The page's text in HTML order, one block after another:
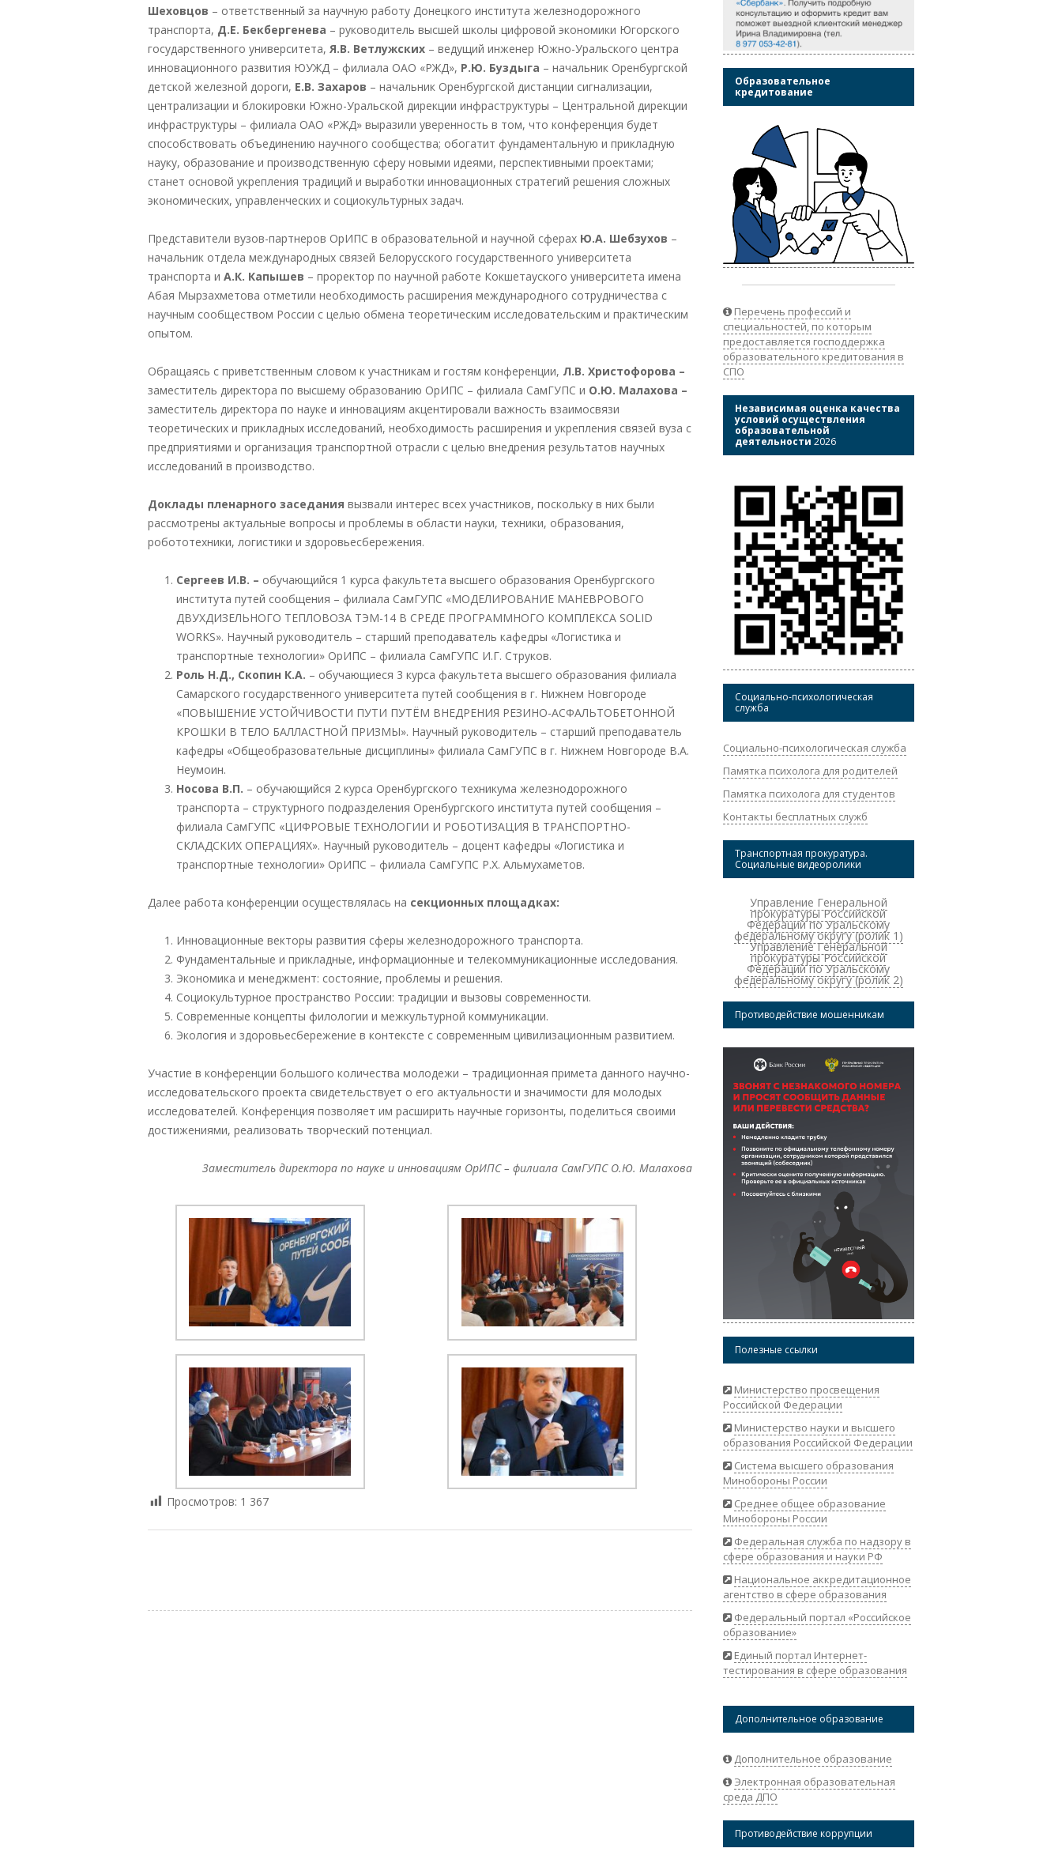
Шеховцов – ответственный за научную работу Донецкого института железнодорожного
транспорта, Д.Е. Бекбергенева – руководитель высшей школы цифровой экономики Югорского
государственного университета, Я.В. Ветлужских – ведущий инженер Южно-Уральского центра
инновационного развития ЮУЖД – филиала ОАО «РЖД», Р.Ю. Буздыга – начальник Оренбургской
детской железной дороги, Е.В. Захаров – начальник Оренбургской дистанции сигнализации,
централизации и блокировки Южно-Уральской дирекции инфраструктуры – Центральной дирекции
инфраструктуры – филиала ОАО «РЖД» выразили уверенность в том, что конференция будет
способствовать объединению научного сообщества; обогатит фундаментальную и прикладную
науку, образование и производственную сферу новыми идеями, перспективными проектами;
станет основой укрепления традиций и выработки инновационных стратегий решения сложных
экономических, управленческих и социокультурных задач.
Представители вузов-партнеров ОрИПС в образовательной и научной сферах Ю.А. Шебзухов –
начальник отдела международных связей Белорусского государственного университета
транспорта и А.К. Капышев – проректор по научной работе Кокшетауского университета имена
Абая Мырзахметова отметили необходимость расширения международного сотрудничества с
научным сообществом России с целью обмена теоретическим исследовательским и практическим
опытом.
Обращаясь с приветственным словом к участникам и гостям конференции, Л.В. Христофорова –
заместитель директора по высшему образованию ОрИПС – филиала СамГУПС и О.Ю. Малахова –
заместитель директора по науке и инновациям акцентировали важность взаимосвязи
теоретических и прикладных исследований, необходимость расширения и укрепления связей вуза с
предприятиями и организация транспортной отрасли с целью внедрения результатов научных
исследований в производство.
Доклады пленарного заседания вызвали интерес всех участников, поскольку в них были
рассмотрены актуальные вопросы и проблемы в области науки, техники, образования,
робототехники, логистики и здоровьесбережения.
Сергеев И.В. – обучающийся 1 курса факультета высшего образования Оренбургского
института путей сообщения – филиала СамГУПС «МОДЕЛИРОВАНИЕ МАНЕВРОВОГО
ДВУХДИЗЕЛЬНОГО ТЕПЛОВОЗА ТЭМ-14 В СРЕДЕ ПРОГРАММНОГО КОМПЛЕКСА SOLID
WORKS». Научный руководитель – старший преподаватель кафедры «Логистика и
транспортные технологии» ОрИПС – филиала СамГУПС И.Г. Струков.
Роль Н.Д., Скопин К.А. – обучающиеся 3 курса факультета высшего образования филиала
Самарского государственного университета путей сообщения в г. Нижнем Новгороде
«ПОВЫШЕНИЕ УСТОЙЧИВОСТИ ПУТИ ПУТЁМ ВНЕДРЕНИЯ РЕЗИНО-АСФАЛЬТОБЕТОННОЙ
КРОШКИ В ТЕЛО БАЛЛАСТНОЙ ПРИЗМЫ». Научный руководитель – старший преподаватель
кафедры «Общеобразовательные дисциплины» филиала СамГУПС в г. Нижнем Новгороде В.А.
Неумоин.
Носова В.П. – обучающийся 2 курса Оренбургского техникума железнодорожного
транспорта – структурного подразделения Оренбургского института путей сообщения –
филиала СамГУПС «ЦИФРОВЫЕ ТЕХНОЛОГИИ И РОБОТИЗАЦИЯ В ТРАНСПОРТНО-
СКЛАДСКИХ ОПЕРАЦИЯХ». Научный руководитель – доцент кафедры «Логистика и
транспортные технологии» ОрИПС – филиала СамГУПС Р.Х. Альмухаметов.
Далее работа конференции осуществлялась на секционных площадках:
Инновационные векторы развития сферы железнодорожного транспорта.
Фундаментальные и прикладные, информационные и телекоммуникационные исследования.
Экономика и менеджмент: состояние, проблемы и решения.
Социокультурное пространство России: традиции и вызовы современности.
Современные концепты филологии и межкультурной коммуникации.
Экология и здоровьесбережение в контексте с современным цивилизационным развитием.
Участие в конференции большого количества молодежи – традиционная примета данного научно-
исследовательского проекта свидетельствует о его актуальности и значимости для молодых
исследователей. Конференция позволяет им расширить научные горизонты, поделиться своими
достижениями, реализовать творческий потенциал.
Заместитель директора по науке и инновациям ОрИПС – филиала СамГУПС О.Ю. Малахова
Просмотров: 1 367
Образовательное
кредитование
Перечень профессий и
специальностей, по которым
предоставляется господдержка
образовательного кредитования в
СПО
Независимая оценка качества
условий осуществления
образовательной
деятельности 2026
Социально-психологическая
служба
Социально-психологическая служба
Памятка психолога для родителей
Памятка психолога для студентов
Контакты бесплатных служб
Транспортная прокуратура.
Социальные видеоролики
Управление Генеральной
прокуратуры Российской
Федерации по Уральскому
федеральному округу (ролик 1)
Управление Генеральной
прокуратуры Российской
Федерации по Уральскому
федеральному округу (ролик 2)
Противодействие мошенникам
Полезные ссылки
Министерство просвещения
Российской Федерации
Министерство науки и высшего
образования Российской Федерации
Система высшего образования
Минобороны России
Среднее общее образование
Минобороны России
Федеральная служба по надзору в
сфере образования и науки РФ
Национальное аккредитационное
агентство в сфере образования
Федеральный портал «Российское
образование»
Единый портал Интернет-
тестирования в сфере образования
Дополнительное образование
Дополнительное образование
Электронная образовательная
среда ДПО
Противодействие коррупции